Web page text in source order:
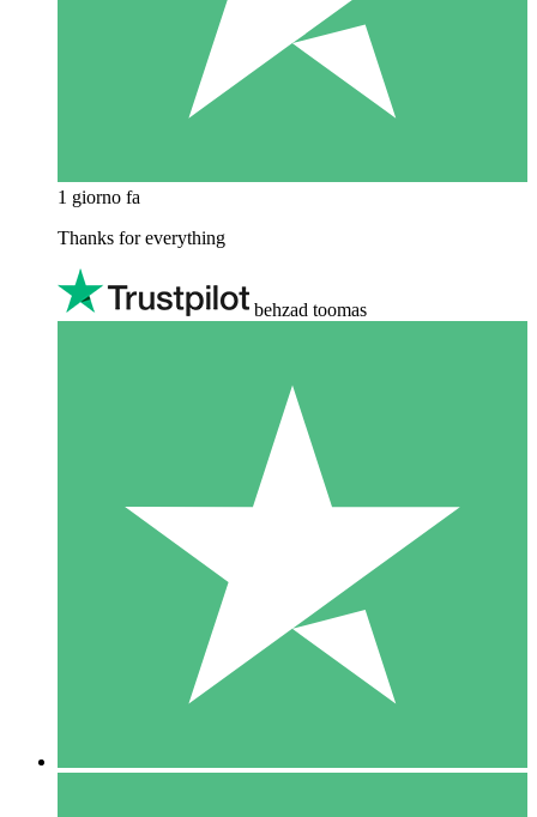
1 giorno fa
Thanks for everything
behzad toomas